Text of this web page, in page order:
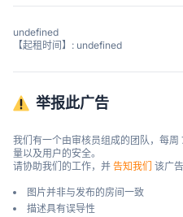
undefined
【起租时间】: undefined
举报此广告
我们有一个由审核员组成的团队，每
量以及用户的安全。
请协助我们的工作，并 告知我们 该广
图片并非与发布的房间一致
描述具有误导性